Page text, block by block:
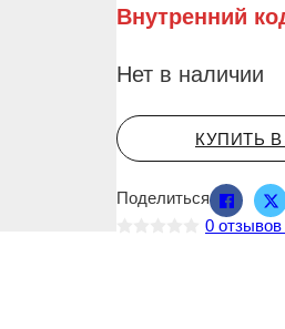
Внутренний
Нет в наличии
КУПИТЬ
Поделиться
0 отзывов